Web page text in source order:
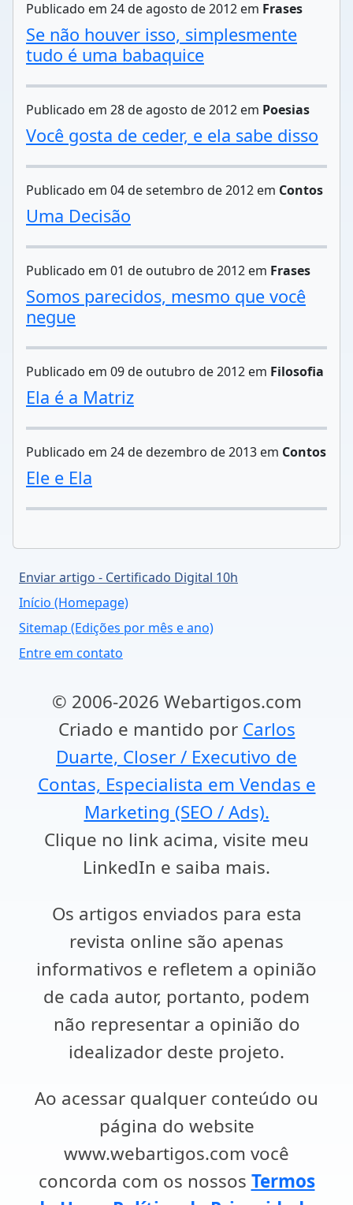
Publicado em 24 de agosto de 2012 em Frases
Se não houver isso, simplesmente
tudo é uma babaquice
Publicado em 28 de agosto de 2012 em Poesias
Você gosta de ceder, e ela sabe disso
Publicado em 04 de setembro de 2012 em Contos
Uma Decisão
Publicado em 01 de outubro de 2012 em Frases
Somos parecidos, mesmo que você
negue
Publicado em 09 de outubro de 2012 em Filosofia
Ela é a Matriz
Publicado em 24 de dezembro de 2013 em Contos
Ele e Ela
Enviar artigo - Certificado Digital 10h
Início (Homepage)
Sitemap (Edições por mês e ano)
Entre em contato
© 2006-2026 Webartigos.com
Criado e mantido por Carlos
Duarte, Closer / Executivo de
Contas, Especialista em Vendas e
Marketing (SEO / Ads).
Clique no link acima, visite meu
LinkedIn e saiba mais.
Os artigos enviados para esta
revista online são apenas
informativos e refletem a opinião
de cada autor, portanto, podem
não representar a opinião do
idealizador deste projeto.
Ao acessar qualquer conteúdo ou
página do website
www.webartigos.com você
concorda com os nossos Termos